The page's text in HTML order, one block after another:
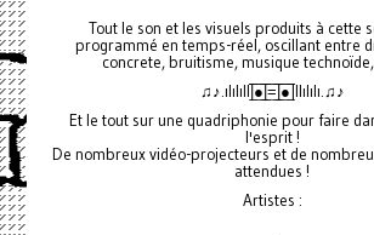
Tout le son et les visuels produits à cette
programmé en temps-réel, oscillant entre
concrete, bruitisme, musique technoïde,
♫♪.ılılıll|̲̅̅●̲̅̅|̲̅̅=̲̅̅|̲̅̅●̲̅̅|llılılı.♫♪
Et le tout sur une quadriphonie pour faire
l'esprit !
De nombreux vidéo-projecteurs et de
attendues !
Artistes :